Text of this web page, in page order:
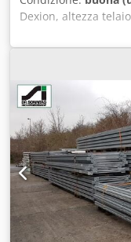
fessurato 12 x
Esecuzione:
delle scaffalature
irregolare 01 x
per campata e per
Dimensioni: 420 x
nostra azienda: Sig.:
Falk Deutsch
articolo è offerto
Eventuali costi di
calcolati
all’ambito della
Dexion, altezza
m – usate: Vendita
magazzino: solo
caricate! Crjdei
sconosciuto Anno di
telaio: circa 2,20 m
100 cm Numero di
circa 48 cm
Ubicazione:
essere necessario